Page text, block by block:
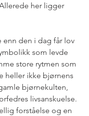
her ligger
enn den i dag får lov
som levde
store rytmen som
heller ikke bjørnens
bjørnekulten,
livsanskuelse.
forståelse og en